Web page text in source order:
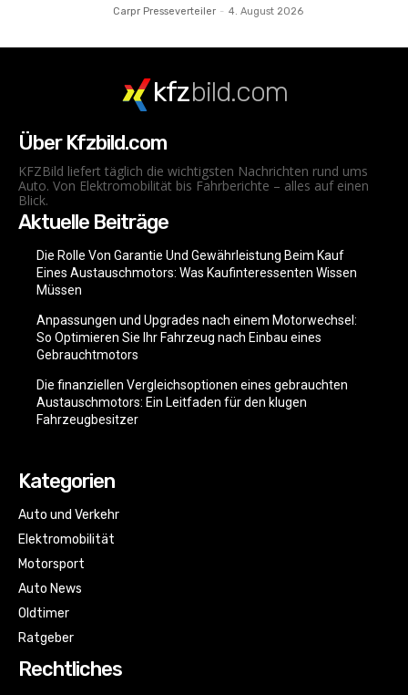
Carpr Presseverteiler - 4. August 2026
kfzbild.com
Über Kfzbild.com
KFZBild liefert täglich die wichtigsten Nachrichten rund ums
Auto. Von Elektromobilität bis Fahrberichte – alles auf einen
Blick.
Aktuelle Beiträge
Die Rolle Von Garantie Und Gewährleistung Beim Kauf
Eines Austauschmotors: Was Kaufinteressenten Wissen
Müssen
Anpassungen und Upgrades nach einem Motorwechsel:
So Optimieren Sie Ihr Fahrzeug nach Einbau eines
Gebrauchtmotors
Die finanziellen Vergleichsoptionen eines gebrauchten
Austauschmotors: Ein Leitfaden für den klugen
Fahrzeugbesitzer
Kategorien
Auto und Verkehr
Elektromobilität
Motorsport
Auto News
Oldtimer
Ratgeber
Rechtliches